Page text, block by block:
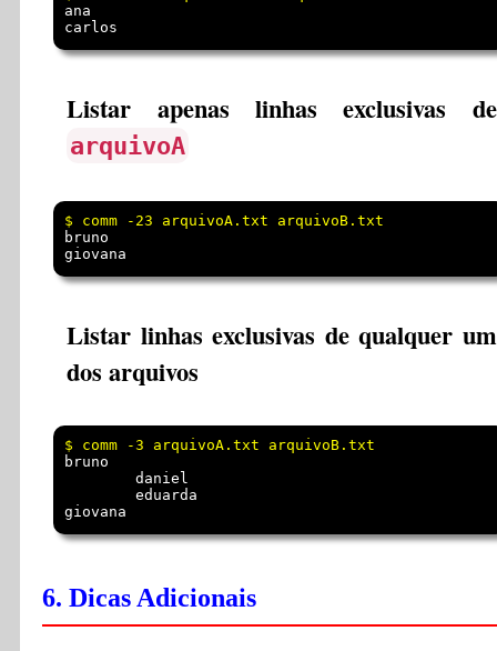
ana
Listar apenas linhas exclusivas de
arquivoA
bruno
Listar linhas exclusivas de qualquer um
dos arquivos
bruno
        daniel
        eduarda
6. Dicas Adicionais